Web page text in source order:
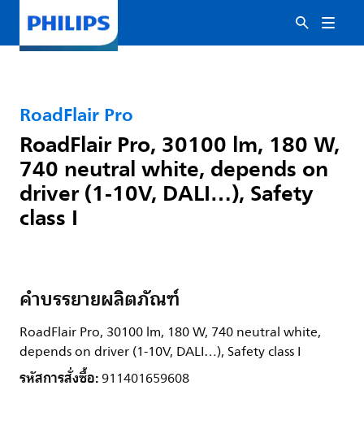
RoadFlair Pro
RoadFlair Pro, 30100 lm, 180 W,
740 neutral white, depends on
driver (1-10V, DALI…), Safety
class I
คำบรรยายผลิตภัณฑ์
RoadFlair Pro, 30100 lm, 180 W, 740 neutral white,
depends on driver (1-10V, DALI…), Safety class I
รหัสการสั่งซื้อ:911401659608